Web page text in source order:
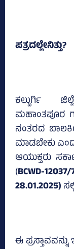
ಪತ್ರದಲ್ಲೇನಿತ್ತು?
ಕಲ್ಬುರ್ಗಿ
ಮಹಾಂತಪೂರ
ನಂತರದ
ಮಾಡಬೇಕು
ಆಯುಕ್ತರು
(BCWD-
28.01.2025)
ಈ